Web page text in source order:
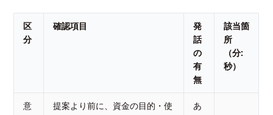
区
分
確認項目
発
話
の
有
無
該当箇
所
（分:
秒）
意
提案より前に、資金の目的・使
あ